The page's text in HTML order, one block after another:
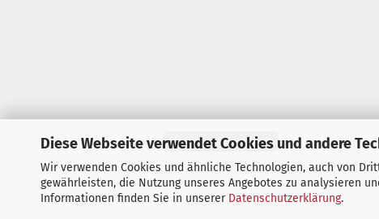
Diese Webseite verwendet Cookies und andere
Wir verwenden Cookies und ähnliche Technologien, auch von
gewährleisten, die Nutzung unseres Angebotes zu analysieren
Informationen finden Sie in unserer Datenschutzerklärung.
Vertrag widerrufen